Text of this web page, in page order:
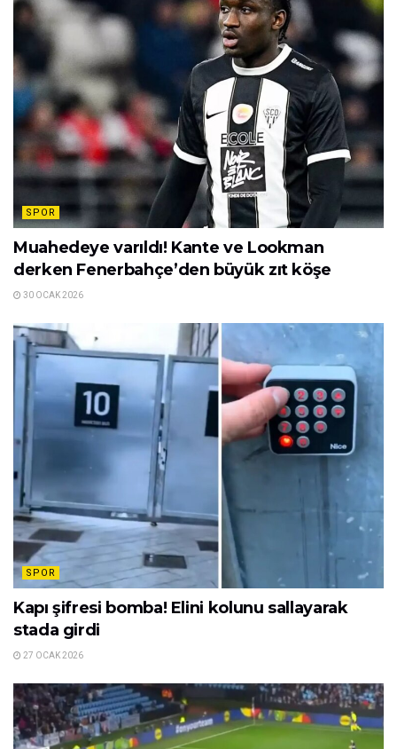
SPOR
Muahedeye varıldı! Kante ve Lookman
derken Fenerbahçe’den büyük zıt köşe
30 OCAK 2026
SPOR
Kapı şifresi bomba! Elini kolunu sallayarak
stada girdi
27 OCAK 2026